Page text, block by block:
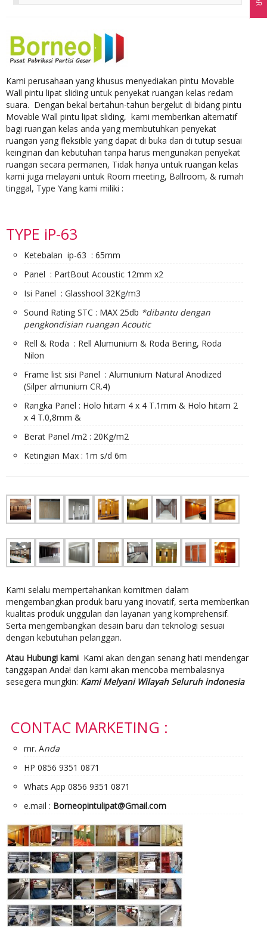
Kami perusahaan yang khusus menyediakan pintu Movable
Wall pintu lipat sliding untuk penyekat ruangan kelas redam
suara. Dengan bekal bertahun-tahun bergelut di bidang pintu
Movable Wall pintu lipat sliding, kami memberikan alternatif
bagi ruangan kelas anda yang membutuhkan penyekat
ruangan yang fleksible yang dapat di buka dan di tutup sesuai
keinginan dan kebutuhan tanpa harus mengunakan penyekat
ruangan secara permanen, Tidak hanya untuk ruangan kelas
kami juga melayani untuk Room meeting, Ballroom, & rumah
tinggal, Type Yang kami miliki :
TYPE iP-63
Ketebalan ip-63 : 65mm
Panel : PartBout Acoustic 12mm x2
Isi Panel : Glasshool 32Kg/m3
Sound Rating STC : MAX 25db *dibantu dengan
pengkondisian ruangan Acoutic
Rell & Roda : Rell Alumunium & Roda Bering, Roda
Nilon
Frame list sisi Panel : Alumunium Natural Anodized
(Silper almunium CR.4)
Rangka Panel : Holo hitam 4 x 4 T.1mm & Holo hitam 2
x 4 T.0,8mm &
Berat Panel /m2 : 20Kg/m2
Ketingian Max : 1m s/d 6m
Kami selalu mempertahankan komitmen dalam
mengembangkan produk baru yang inovatif, serta memberikan
kualitas produk unggulan dan layanan yang komprehensif.
Serta mengembangkan desain baru dan teknologi sesuai
dengan kebutuhan pelanggan.
Atau Hubungi kami Kami akan dengan senang hati mendengar
tanggapan Anda! dan kami akan mencoba membalasnya
sesegera mungkin: Kami Melyani Wilayah Seluruh indonesia
CONTAC MARKETING :
mr. Anda
HP 0856 9351 0871
Whats App 0856 9351 0871
e.mail : Borneopintulipat@Gmail.com